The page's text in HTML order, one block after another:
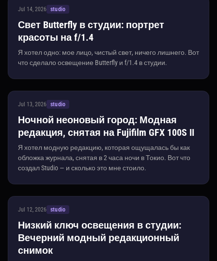
Jul 14, 2026 studio
Свет Butterfly в студии: портрет
красоты на f/1.4
Я хотел одно: мое лицо, чистый свет, ничего лишнего. Вот
что сделало освещение Butterfly и f/1.4 в студии.
Jul 13, 2026 studio
Ночной неоновый город: Модная
редакция, снятая на Fujifilm GFX 100S II
Я хотел модную редакцию, которая ощущалась бы как
обложка журнала, снятая в 2 часа ночи в Токио. Вот что
создал Studio — и сколько это мне стоило.
Jul 12, 2026 studio
Низкий ключ освещения в студии:
Вечерний модный редакционный
снимок